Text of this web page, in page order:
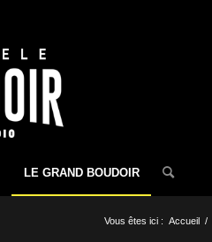
LE GRAND BOUDOIR
Vous êtes ici : Accueil /